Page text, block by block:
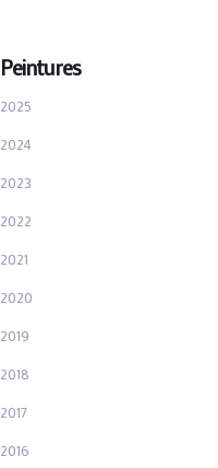
Peintures
2025
2024
2023
2022
2021
2020
2019
2018
2017
2016